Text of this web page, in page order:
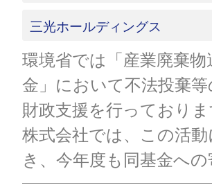
三光ホールディングス
環境省では「産業廃棄
金」において不法投棄
財政支援を行っており
株式会社では、この活
き、今年度も同基金へ